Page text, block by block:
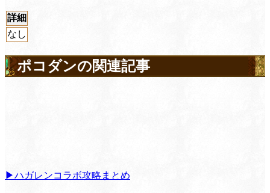
詳細
なし
ポコダンの関連記事
▶ハガレンコラボ攻略まとめ